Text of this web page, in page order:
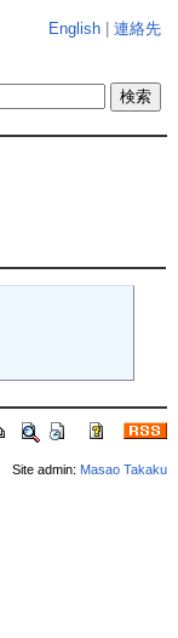
English |連絡先
Site admin: Masao Takaku